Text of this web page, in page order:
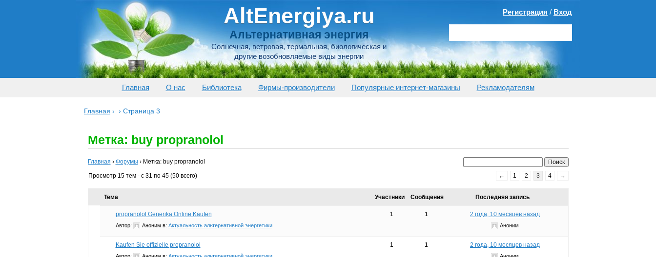
AltEnergiya.ru
Альтернативная энергия
Солнечная, ветровая, термальная, биологическая и
другие возобновляемые виды энергии
Регистрация / Вход
Главная О нас Библиотека Фирмы-производители Популярные интернет-магазины Рекламодателям
Главная › › Страница 3
Метка: buy propranolol
Главная › Форумы › Метка: buy propranolol
Просмотр 15 тем - с 31 по 45 (50 всего) ← 1 2 3 4 →
Тема Участники Сообщения Последняя запись
propranolol Generika Online Kaufen
Автор: Аноним в: Актуальность альтернативной энергетики
1 1 2 года, 10 месяцев назад
Аноним
Kaufen Sie offizielle propranolol
Автор: Аноним в: Актуальность альтернативной энергетики
1 1 2 года, 10 месяцев назад
Аноним